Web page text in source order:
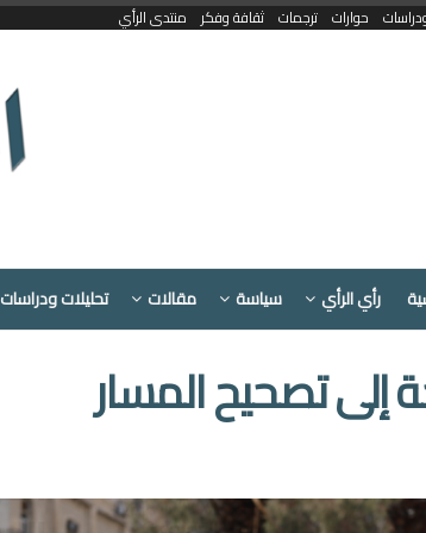
حوارات ترجمات ثقافة وفكر منتدى الرأي
رأي الرأي سياسة مقالات تحليلات ودراسات
إلى تصحيح المسار